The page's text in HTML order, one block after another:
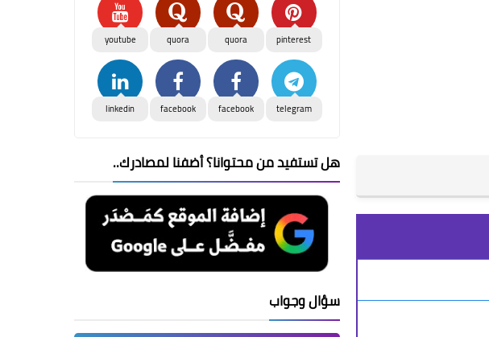
pinterest
quora
quora
youtube
telegram
facebook
facebook
linkedin
هل تستفيد من محتوانا؟ أضفنا لمصادرك..
سؤال وجواب